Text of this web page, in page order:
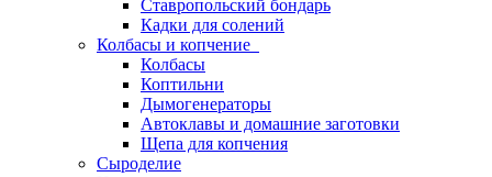
Ставропольский бондарь
Кадки для солений
Колбасы и копчение
Колбасы
Коптильни
Дымогенераторы
Автоклавы и домашние заготовки
Щепа для копчения
Сыроделие